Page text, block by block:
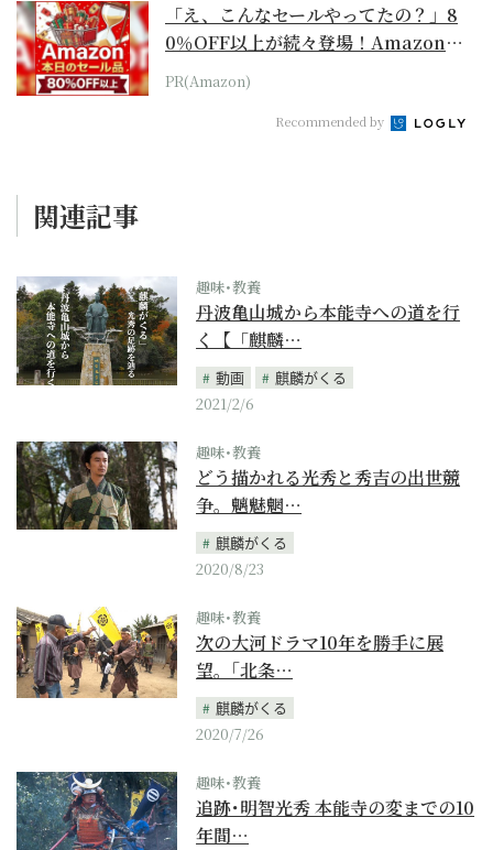
「え、こんなセールやってたの？」8
0％OFF以上が続々登場！Amazonの
本気が...
PR(Amazon)
Recommended by
関連記事
趣味･教養
丹波亀山城から本能寺への道を行
く【「麒麟…
動画
麒麟がくる
2021/2/6
趣味･教養
どう描かれる光秀と秀吉の出世競
争。魑魅魍…
麒麟がくる
2020/8/23
趣味･教養
次の大河ドラマ10年を勝手に展
望。｢北条…
麒麟がくる
2020/7/26
趣味･教養
追跡･明智光秀 本能寺の変までの10
年間…